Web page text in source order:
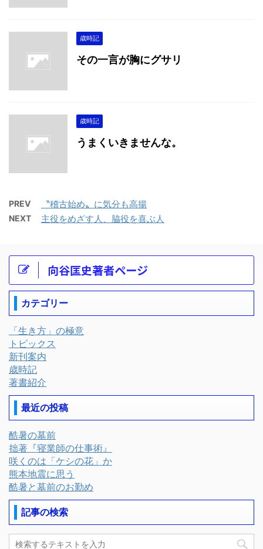
歳時記
その一言が胸にグサリ
歳時記
うまくいきませんな。
PREV 〝稽古始め〟に気分も高揚
NEXT 主役をめざす人、脇役を喜ぶ人
向谷匡史著者ページ
カテゴリー
「生き方」の極意
トピックス
新刊案内
歳時記
著書紹介
最近の投稿
酷暑の墓前
拙著『寝業師の仕事術』
咲くのは「ケシの花」か
熊本地震に思う
酷暑と墓前のお勤め
記事の検索